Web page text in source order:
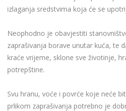
izlaganja sredstvima koja će se
Neophodno je obavjestiti
zaprašivanja borave unutar kuća, te
kraće vrijeme, sklone sve životinje,
potrepštine.
Svu hranu, voće i povrće koje neće
prlikom zaprašivanja potrebno je